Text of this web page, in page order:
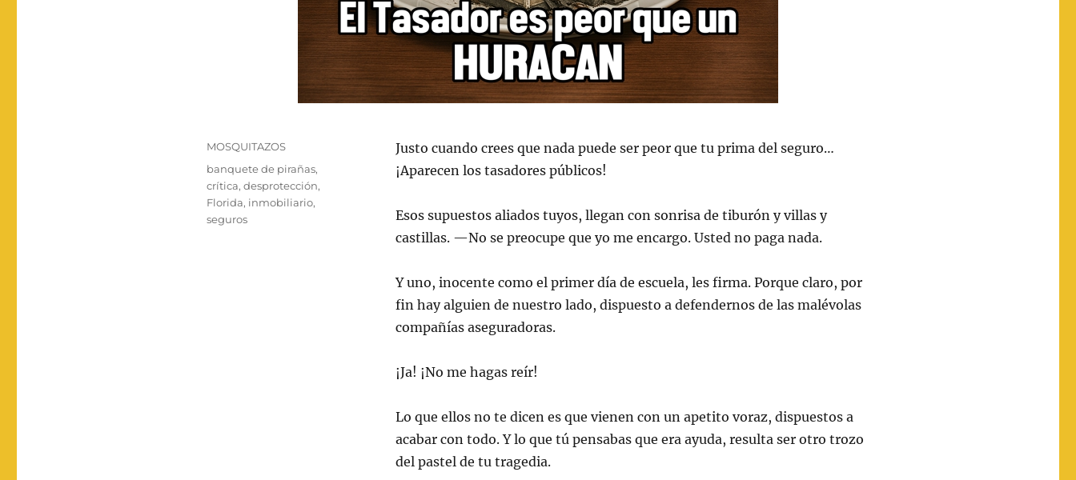
Justo cuando crees que nada puede ser peor que tu prima del seguro…
¡Aparecen los tasadores públicos!
Esos supuestos aliados tuyos, llegan con sonrisa de tiburón y villas y
castillas. —No se preocupe que yo me encargo. Usted no paga nada.
Y uno, inocente como el primer día de escuela, les firma. Porque claro, por
fin hay alguien de nuestro lado, dispuesto a defendernos de las malévolas
compañías aseguradoras.
¡Ja! ¡No me hagas reír!
Lo que ellos no te dicen es que vienen con un apetito voraz, dispuestos a
acabar con todo. Y lo que tú pensabas que era ayuda, resulta ser otro trozo
del pastel de tu tragedia.
Categorías
MOSQUITAZOS
Etiquetas
banquete de pirañas,
crítica, desprotección,
Florida, inmobiliario,
seguros